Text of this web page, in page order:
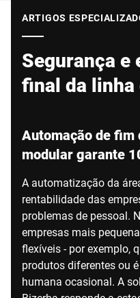
ARTIGOS
Segurança
final da linha
Automação de
modular garante
A automatização da
rentabilidade das
problemas de pessoal.
empresas mais
flexíveis - por exemplo,
produtos diferentes ou
humana ocasional. A